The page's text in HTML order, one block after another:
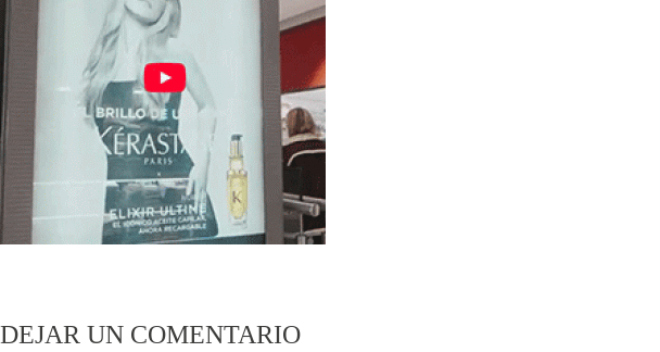
DEJAR UN COMENTARIO